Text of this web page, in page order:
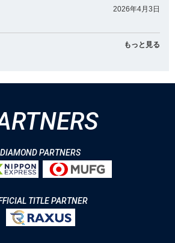
2026年4月3日
もっと見る
DIAMOND PARTNERS
TITLE PARTNER